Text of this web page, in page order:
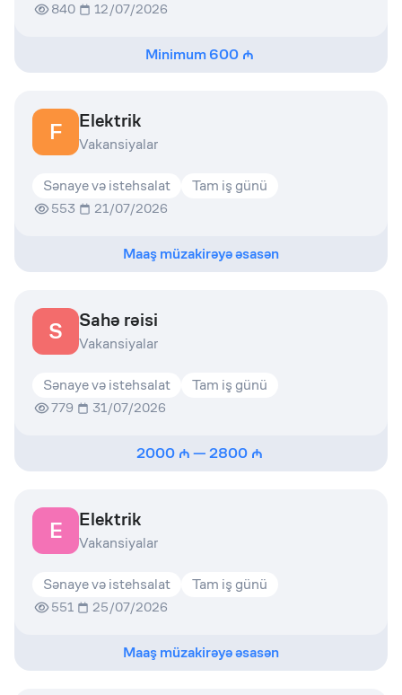
840 12/07/2026
Minimum600
F Elektrik
Vakansiyalar
Sənaye və istehsalat Tam iş günü
553 21/07/2026
Maaş müzakirəyə əsasən
S Sahə rəisi
Vakansiyalar
Sənaye və istehsalat Tam iş günü
779 31/07/2026
2000 —2800
E Elektrik
Vakansiyalar
Sənaye və istehsalat Tam iş günü
551 25/07/2026
Maaş müzakirəyə əsasən